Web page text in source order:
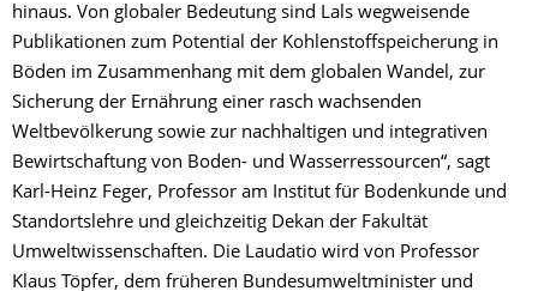
hinaus. Von globaler Bedeutung sind Lals wegweisende
Publikationen zum Potential der Kohlenstoffspeicherung in
Böden im Zusammenhang mit dem globalen Wandel, zur
Sicherung der Ernährung einer rasch wachsenden
Weltbevölkerung sowie zur nachhaltigen und integrativen
Bewirtschaftung von Boden- und Wasserressourcen“, sagt
Karl-Heinz Feger, Professor am Institut für Bodenkunde und
Standortslehre und gleichzeitig Dekan der Fakultät
Umweltwissenschaften. Die Laudatio wird von Professor
Klaus Töpfer, dem früheren Bundesumweltminister und